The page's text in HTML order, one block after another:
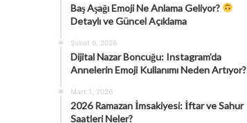
Baş Aşağı Emoji Ne Anlama Geliyor?
Detaylı ve Güncel Açıklama
Şubat 6, 2026
Dijital Nazar Boncuğu: Instagram’da
Annelerin Emoji Kullanımı Neden Artıyor?
Mart 1, 2026
2026 Ramazan İmsakiyesi: İftar ve Sahur
Saatleri Neler?